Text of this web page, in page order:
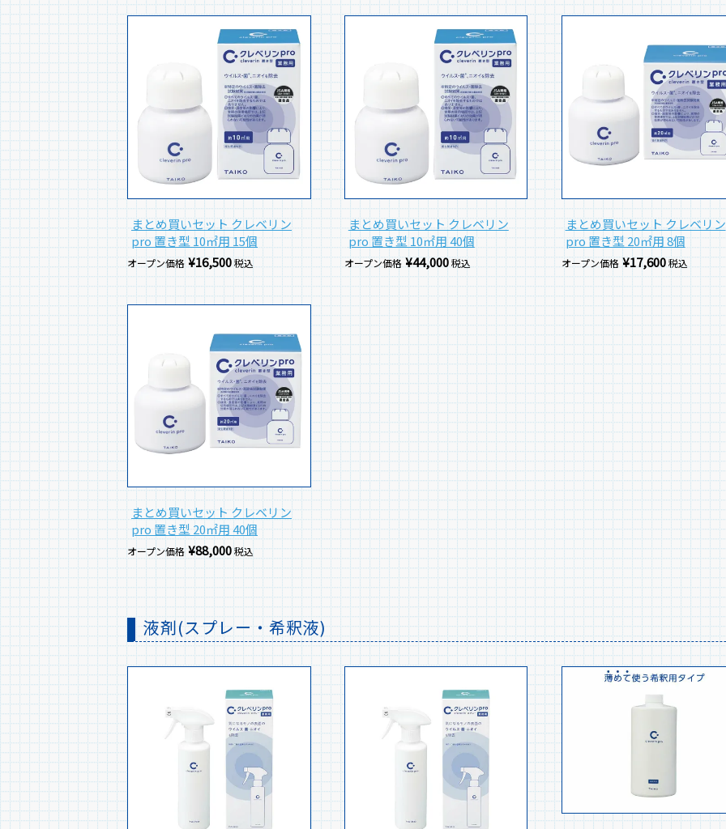
まとめ買いセット クレベリン
pro 置き型 10㎡用 15個
オープン価格 ¥16,500税込
まとめ買いセット クレベリン
pro 置き型 10㎡用 40個
オープン価格 ¥44,000税込
まとめ買いセット クレベリン
pro 置き型 20㎡用 8個
オープン価格 ¥17,600 税込
まとめ買いセット クレベリン
pro 置き型 20㎡用 40個
オープン価格 ¥88,000税込
液剤(スプレー・希釈液)